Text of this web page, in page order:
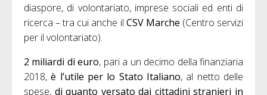
diaspore, di volontariato, imprese sociali ed enti di
ricerca – tra cui anche il CSV Marche (Centro servizi
per il volontariato).
2 miliardi di euro, pari a un decimo della finanziaria
2018,è l’utile per lo Stato Italiano, al netto delle
spese, di quanto versato dai cittadini stranieri in